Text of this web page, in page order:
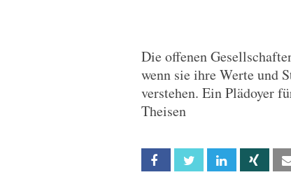
Die offenen
wenn sie ihre Werte und
verstehen. Ein Plädoyer
Theisen
Facebook Twitter Linkedin Xing